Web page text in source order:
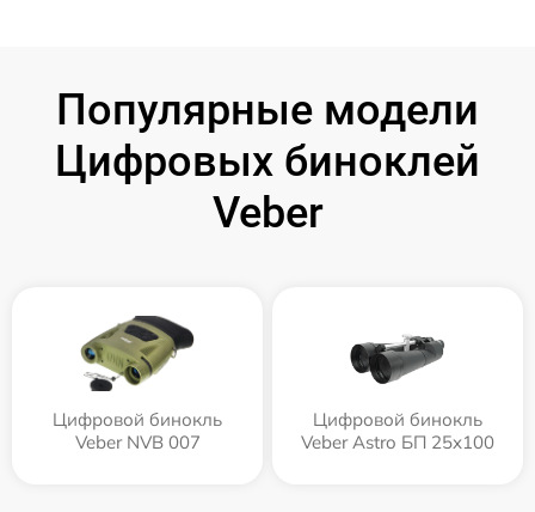
Популярные модели
Цифровых биноклей
Veber
Цифровой бинокль
Veber NVB 007
Цифровой бинокль
Veber Astro БП 25x100